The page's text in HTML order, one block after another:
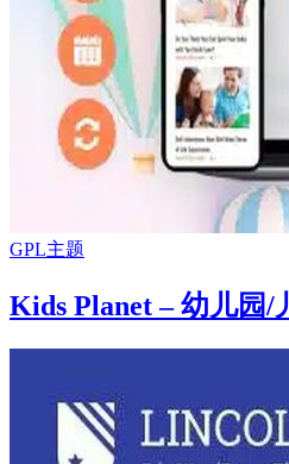
GPL主题
Kids Planet – 幼儿园/